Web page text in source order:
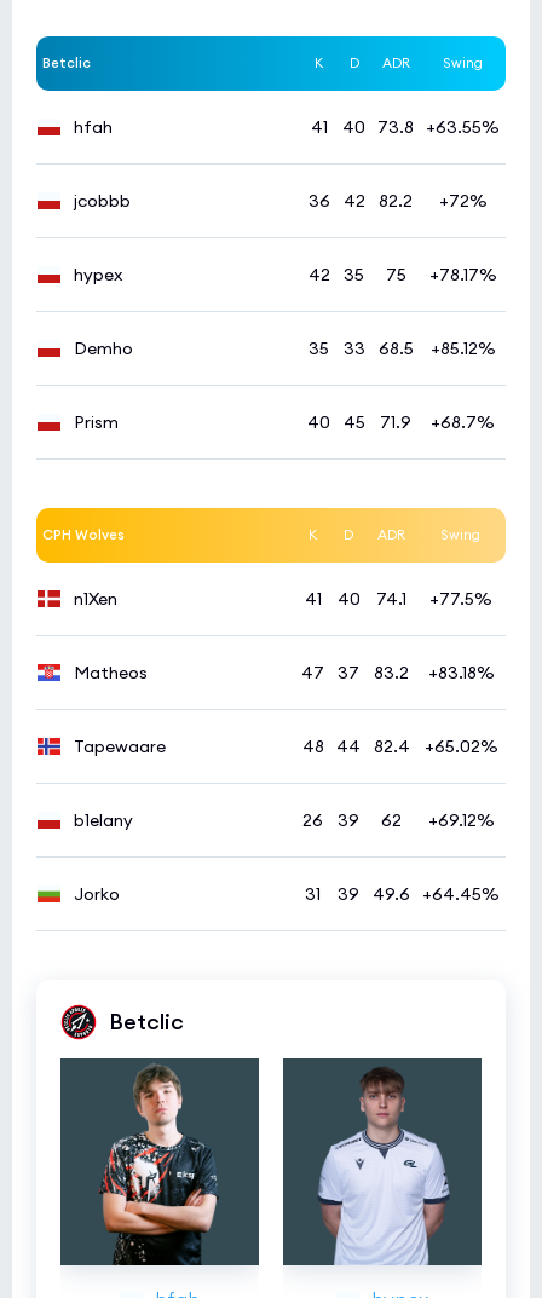
DFRAG Open Series 6
Mindfreak 0
Esports World Cup 2026 Open Qualifier(bo3)
Inner Circle 0
NIO 1
0:0
Betclic K D ADR Swing
hfah 41 40 73.8 +63.55%
jcobbb 36 42 82.2 +72%
hypex 42 35 75 +78.17%
Demho 35 33 68.5 +85.12%
Prism 40 45 71.9 +68.7%
CPH Wolves K D ADR Swing
n1Xen 41 40 74.1 +77.5%
Matheos 47 37 83.2 +83.18%
Tapewaare 48 44 82.4 +65.02%
b1elany 26 39 62 +69.12%
Jorko 31 39 49.6 +64.45%
Betclic